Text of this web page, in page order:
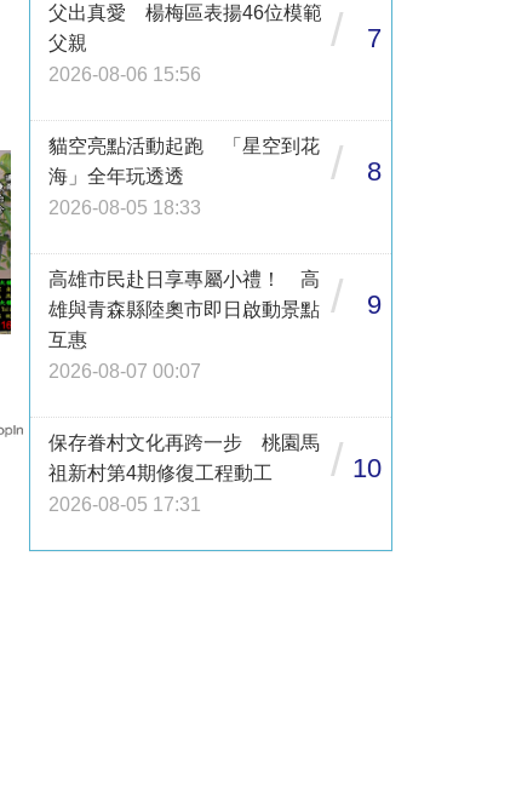
父出真愛 楊梅區表揚46位模範
父親
2026-08-06 15:56
/ 7
貓空亮點活動起跑 「星空到花
海」全年玩透透
2026-08-05 18:33
/ 8
高雄市民赴日享專屬小禮！ 高
雄與青森縣陸奧市即日啟動景點
互惠
2026-08-07 00:07
/ 9
保存眷村文化再跨一步 桃園馬
祖新村第4期修復工程動工
2026-08-05 17:31
/ 10